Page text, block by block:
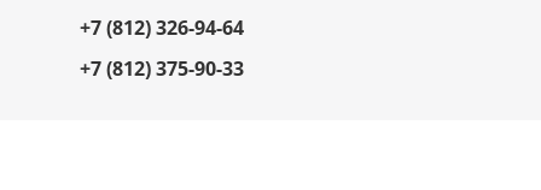
+7 (812) 326-94-64
+7 (812) 375-90-33